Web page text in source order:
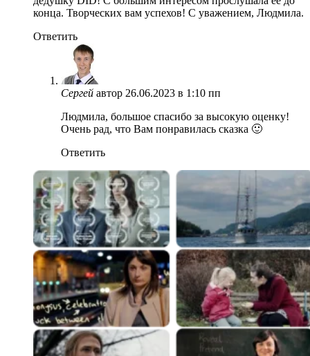
конца. Творческих вам успехов! С уважением, Людмила.
Ответить
Сергей автор 26.06.2023 в 1:10 пп
Людмила, большое спасибо за высокую оценку!
Очень рад, что Вам понравилась сказка 🙂
Ответить